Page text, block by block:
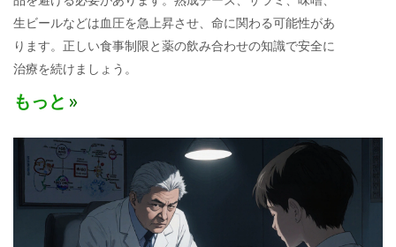
生ビールなどは血圧を急上昇させ、命に関わる可能性があ
ります。正しい食事制限と薬の飲み合わせの知識で安全に
治療を続けましょう。
もっと